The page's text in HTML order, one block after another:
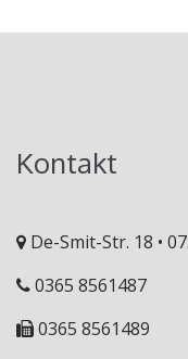
Kontakt
De-Smit-Str. 18 •
0365 8561487
0365 8561489